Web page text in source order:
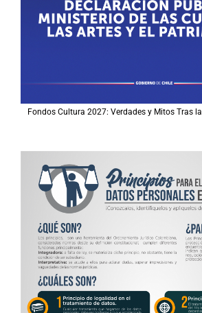
Fondos Cultura 2027: Verdades y Mitos Tras